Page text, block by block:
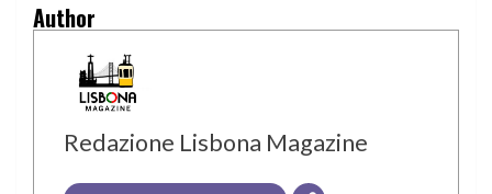
Author
Redazione Lisbona Magazine